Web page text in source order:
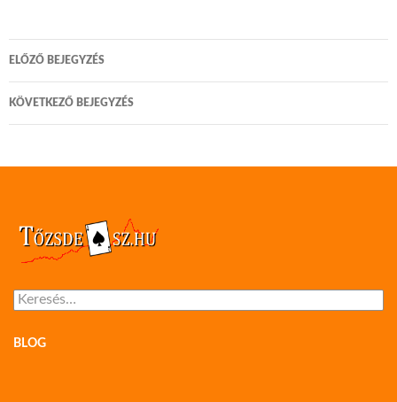
Bejegyzés
navigáció
ELŐZŐ BEJEGYZÉS
KÖVETKEZŐ BEJEGYZÉS
Keresés:
BLOG